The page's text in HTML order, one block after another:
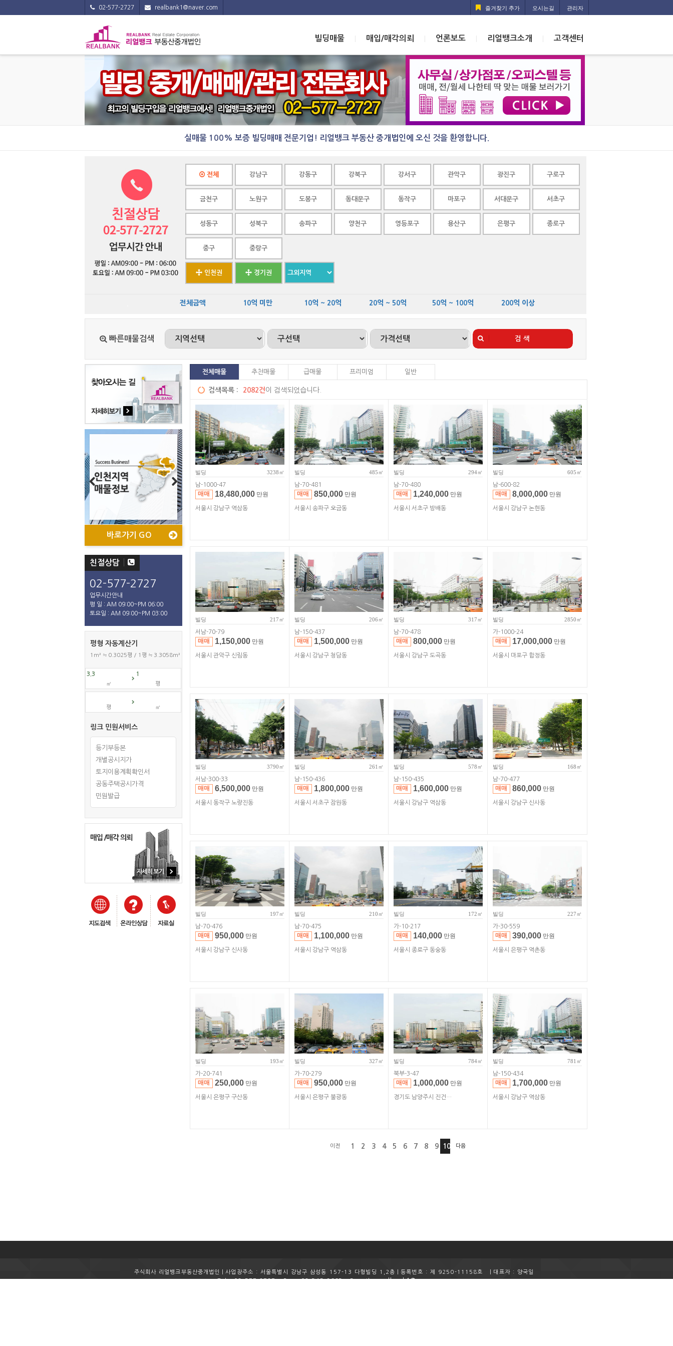
02-577-2727 realbank1@naver.com 즐겨찾기 추가 오시는길 관리자
빌딩매물 매입/매각의뢰 언론보도 리얼뱅크소개 고객센터
실매물 100% 보증 빌딩매매 전문기업! 리얼뱅크 부동산 중개법인에 오신 것을 환영합니다.
전체 강남구 강동구 강북구 강서구 관악구 광진구 구로구
금천구 노원구 도봉구 동대문구 동작구 마포구 서대문구 서초구
성동구 성북구 송파구 양천구 영등포구 용산구 은평구 종로구
중구 중랑구
인천권 경기권
전체금액 10억 미만 10억 ~ 20억 20억 ~ 50억 50억 ~ 100억 200억 이상
빠른매물검색 검 색
바로가기 GO
바로가기 GO
바로가기 GO
바로가기 GO
Previous Next
친절상담
02-577-2727
업무시간안내
평 일 : AM 09:00~PM 06:00
토요일 : AM 09:00~PM 03:00
평형 자동계산기
1m² ≒ 0.3025평 / 1평 ≒ 3.3058m²
㎡ 평
평 ㎡
링크 민원서비스
등기부등본
개별공시지가
토지이용계획확인서
공동주택공시가격
민원발급
전체매물 추천매물 급매물 프리미엄 일반
검색목록 : 2082건이 검색되었습니다.
빌딩 3238㎡
남-1000-47
매매 18,480,000만원
서울시 강남구 역삼동
빌딩 485㎡
남-70-481
매매 850,000만원
서울시 송파구 오금동
빌딩 294㎡
남-70-480
매매 1,240,000만원
서울시 서초구 방배동
빌딩 605㎡
남-600-82
매매 8,000,000만원
서울시 강남구 논현동
빌딩 217㎡
서남-70-79
매매 1,150,000만원
서울시 관악구 신림동
빌딩 206㎡
남-150-437
매매 1,500,000만원
서울시 강남구 청담동
빌딩 317㎡
남-70-478
매매 800,000만원
서울시 강남구 도곡동
빌딩 2850㎡
가-1000-24
매매 17,000,000만원
서울시 마포구 합정동
빌딩 3790㎡
서남-300-33
매매 6,500,000만원
서울시 동작구 노량진동
빌딩 261㎡
남-150-436
매매 1,800,000만원
서울시 서초구 잠원동
빌딩 578㎡
남-150-435
매매 1,600,000만원
서울시 강남구 역삼동
빌딩 168㎡
남-70-477
매매 860,000만원
서울시 강남구 신사동
빌딩 197㎡
남-70-476
매매 950,000만원
서울시 강남구 신사동
빌딩 210㎡
남-70-475
매매 1,100,000만원
서울시 강남구 역삼동
빌딩 172㎡
가-10-217
매매 140,000만원
서울시 종로구 동숭동
빌딩 227㎡
가-30-559
매매 390,000만원
서울시 은평구 역촌동
빌딩 193㎡
가-20-741
매매 250,000만원
서울시 은평구 구산동
빌딩 327㎡
가-70-279
매매 950,000만원
서울시 은평구 불광동
빌딩 784㎡
북부-3-47
매매 1,000,000만원
경기도 남양주시 진건읍 용정리
빌딩 781㎡
남-150-434
매매 1,700,000만원
서울시 강남구 역삼동
이전 1 2 3 4 5 6 7 8 9 10 다음
주식회사 리얼뱅크부동산중개법인ㅣ사업장주소 : 서울특별시 강남구 삼성동 157-13 다형빌딩 1,2층ㅣ등록번호 : 제 9250-11158호
대표자 : 양국일
Tel : 02-577-2727
Fax : 02-545-8665 E-mail :realbank1@naver.com